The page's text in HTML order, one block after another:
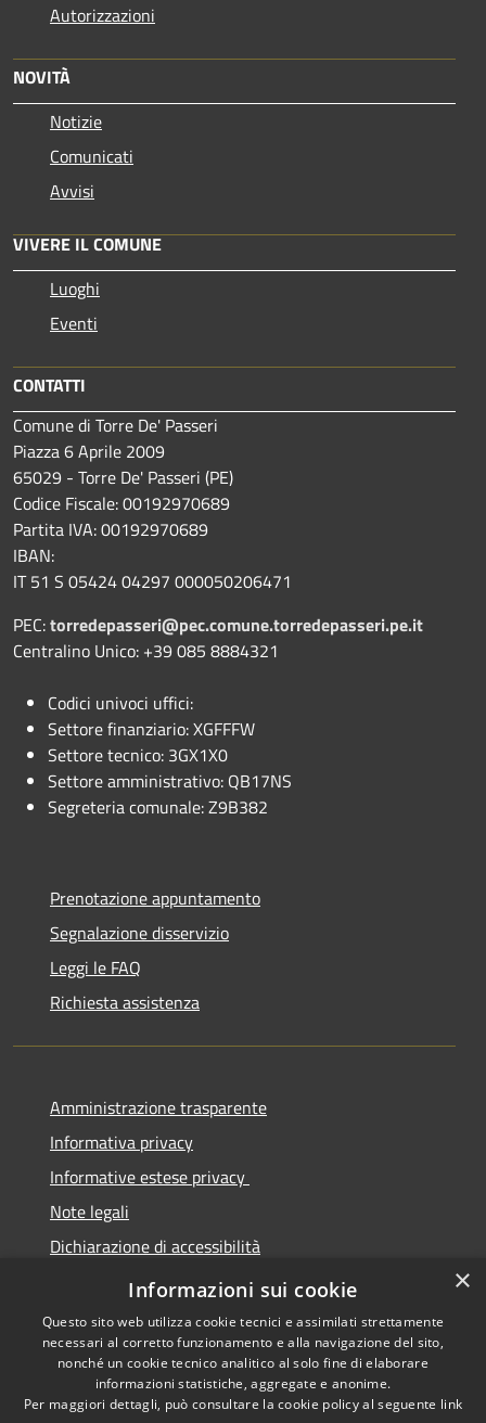
Autorizzazioni
NOVITÀ
Notizie
Comunicati
Avvisi
VIVERE IL COMUNE
Luoghi
Eventi
CONTATTI
Comune di Torre De' Passeri
Piazza 6 Aprile 2009
65029 - Torre De' Passeri (PE)
Codice Fiscale: 00192970689
Partita IVA: 00192970689
IBAN:
IT 51 S 05424 04297 000050206471
PEC:torredepasseri@pec.comune.torredepasseri.pe.it
Centralino Unico: +39 085 8884321
Codici univoci uffici:
Settore finanziario: XGFFFW
Settore tecnico: 3GX1X0
Settore amministrativo: QB17NS
Segreteria comunale: Z9B382
Prenotazione appuntamento
Segnalazione disservizio
Leggi le FAQ
Richiesta assistenza
Amministrazione trasparente
Informativa privacy
Informative estese privacy
Note legali
Dichiarazione di accessibilità
Obbiettivi di Accessibilità
Accessibilità
Copyright © 2026 • Comune di
Torre De' Passeri • Powered by
×
Informazioni sui cookie
Questo sito web utilizza cookie tecnici e assimilati strettamente
necessari al corretto funzionamento e alla navigazione del sito,
nonché un cookie tecnico analitico al solo fine di elaborare
informazioni statistiche, aggregate e anonime.
Per maggiori dettagli, può consultare la cookie policy al seguente link